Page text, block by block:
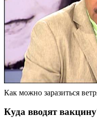
Как можно заразиться
Куда вводят